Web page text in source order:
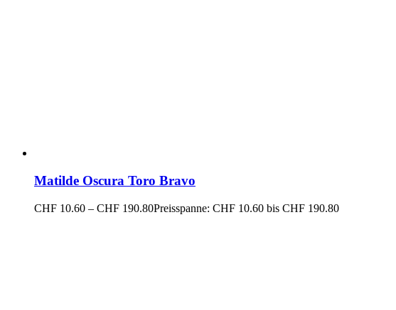
Matilde Oscura Toro Bravo
CHF 10.60 – CHF 190.80Preisspanne: CHF 10.60 bis CHF 190.80